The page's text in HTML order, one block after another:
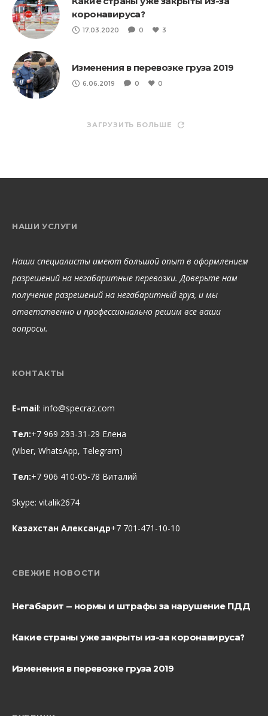
коронавируса?
17.03.2020 0 3
Изменения в перевозке груза 2019
6.06.2019 0 0
ЗАГРУЗИТЬ БОЛЬШЕ
НАШИ УСЛУГИ
Наши специалисты имеют большой опыт в оформлением
разрешений на негабаритные перевозки. Доверьте нам
получение разрешений на негабаритный груз, и мы
ответственно и профессионально решим все ваши
вопросы.
КОНТАКТЫ
E-mail: info@specraz.com
Тел:+7 969 293-31-29 Елена
(Viber, WhatsApp, Telegram)
Тел:+7 906 410-05-78 Виталий
Skype: vitalik2674
Казахстан Александр+7 701-471-10-10
СВЕЖИЕ НОВОСТИ
Негабарит — нормы и штрафы за нарушение ПДД
Какие страны уже закрыты из-за коронавируса?
Изменения в перевозке груза 2019